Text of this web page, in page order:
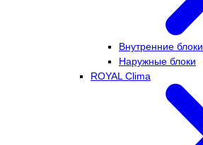
Внутренние блоки
Наружные блоки
ROYAL Clima